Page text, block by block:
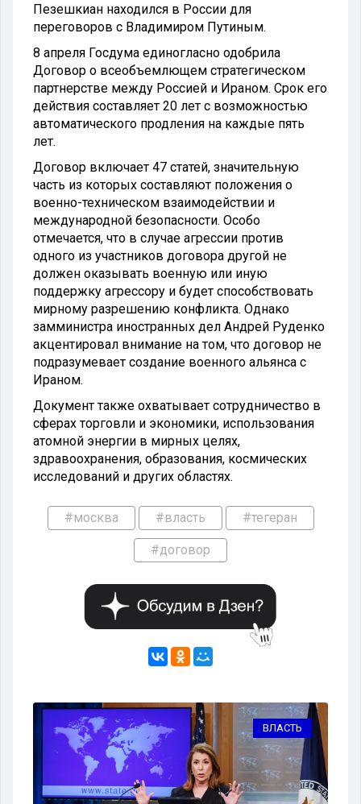
Пезешкиан находился в России для
переговоров с Владимиром Путиным.
8 апреля Госдума единогласно одобрила
Договор о всеобъемлющем стратегическом
партнерстве между Россией и Ираном. Срок его
действия составляет 20 лет с возможностью
автоматического продления на каждые пять
лет.
Договор включает 47 статей, значительную
часть из которых составляют положения о
военно-техническом взаимодействии и
международной безопасности. Особо
отмечается, что в случае агрессии против
одного из участников договора другой не
должен оказывать военную или иную
поддержку агрессору и будет способствовать
мирному разрешению конфликта. Однако
замминистра иностранных дел Андрей Руденко
акцентировал внимание на том, что договор не
подразумевает создание военного альянса с
Ираном.
Документ также охватывает сотрудничество в
сферах торговли и экономики, использования
атомной энергии в мирных целях,
здравоохранения, образования, космических
исследований и других областях.
#москва #власть #тегеран
#договор
ВЛАСТЬ